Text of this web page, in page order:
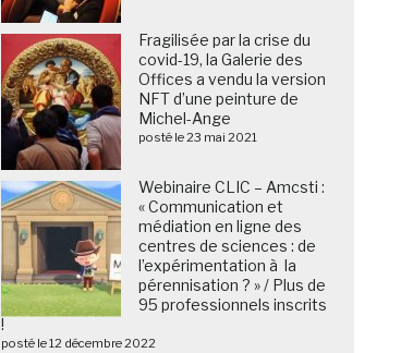
Fragilisée par la crise du
covid-19, la Galerie des
Offices a vendu la version
NFT d’une peinture de
Michel-Ange
posté le 23 mai 2021
Webinaire CLIC – Amcsti :
« Communication et
médiation en ligne des
centres de sciences : de
l’expérimentation à la
pérennisation ? » / Plus de
95 professionnels inscrits
!
posté le 12 décembre 2022